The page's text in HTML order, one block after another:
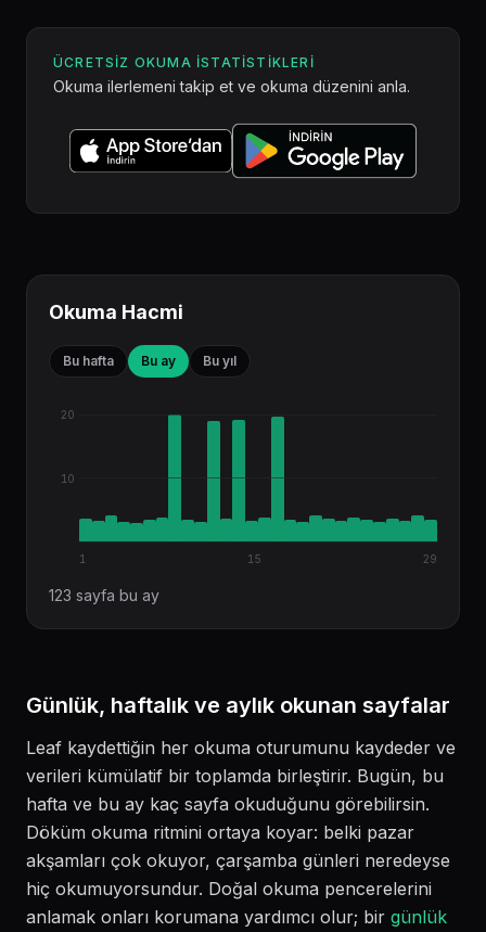
ÜCRETSIZ OKUMA ISTATISTIKLERI
Okuma ilerlemeni takip et ve okuma düzenini anla.
Okuma Hacmi
Bu hafta Bu ay Bu yıl
20
10
1 15 29
123 sayfa bu ay
Günlük, haftalık ve aylık okunan sayfalar
Leaf kaydettiğin her okuma oturumunu kaydeder ve
verileri kümülatif bir toplamda birleştirir. Bugün, bu
hafta ve bu ay kaç sayfa okuduğunu görebilirsin.
Döküm okuma ritmini ortaya koyar: belki pazar
akşamları çok okuyor, çarşamba günleri neredeyse
hiç okumuyorsundur. Doğal okuma pencerelerini
anlamak onları korumana yardımcı olur; bir günlük